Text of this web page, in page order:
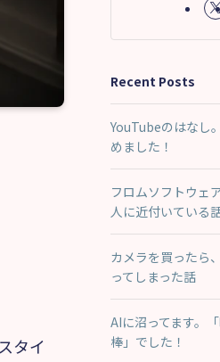
タイ
Recent Posts
YouTubeのはなし
めました！
フロムソフトウェ
人に近付いている
カメラを買ったら
ってしまった話
AIに沼ってます。
棒」でした！